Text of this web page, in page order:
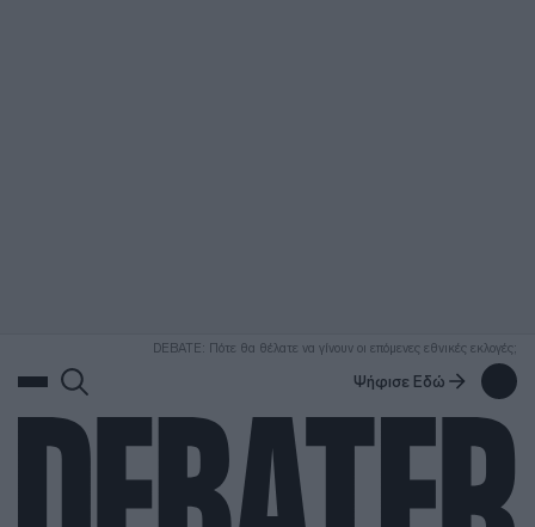
DEBATE: Πότε θα θέλατε να γίνουν οι επόμενες εθνικές εκλογές;
Ψήφισε Εδώ